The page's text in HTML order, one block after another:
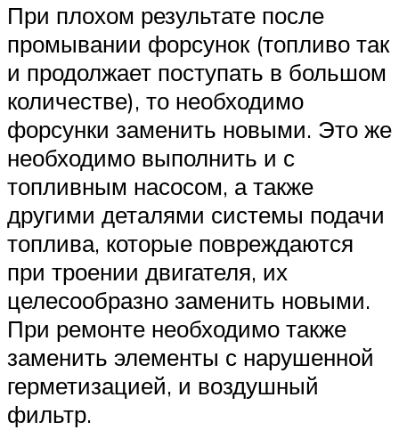
При плохом результате после
промывании форсунок (топливо так
и продолжает поступать в большом
количестве), то необходимо
форсунки заменить новыми. Это же
необходимо выполнить и с
топливным насосом, а также
другими деталями системы подачи
топлива, которые повреждаются
при троении двигателя, их
целесообразно заменить новыми.
При ремонте необходимо также
заменить элементы с нарушенной
герметизацией, и воздушный
фильтр.